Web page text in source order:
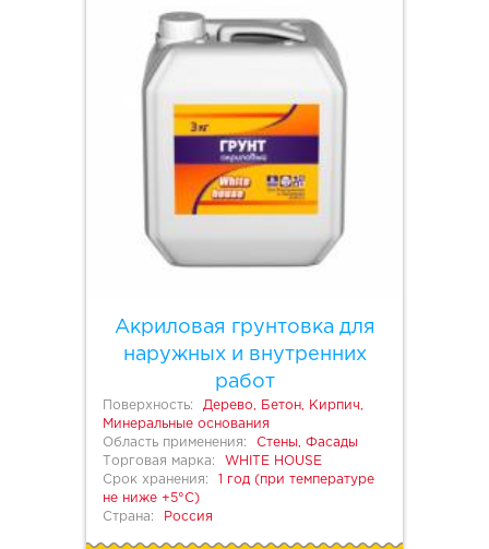
Акриловая грунтовка для
наружных и внутренних
работ
Поверхность:
Дерево, Бетон, Кирпич,
Минеральные основания
Область применения:
Стены, Фасады
Торговая марка:
WHITE HOUSE
Срок хранения:
1 год (при температуре
не ниже +5°С)
Страна:
Россия